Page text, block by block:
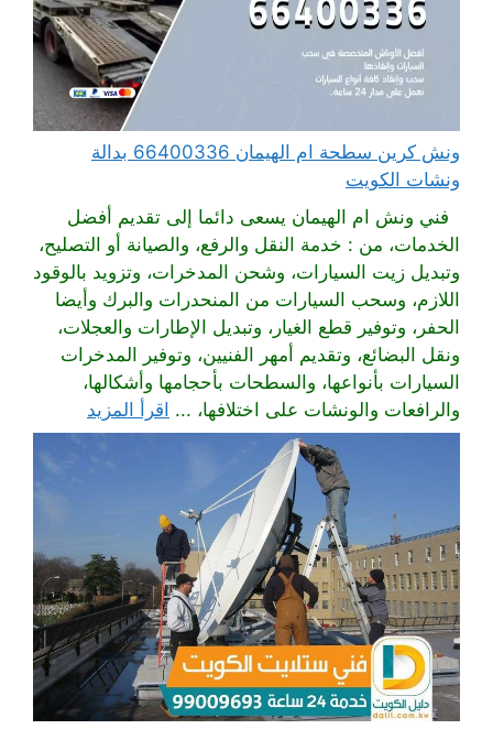
ونش كرين سطحة ام الهيمان 66400336 بدالة
ونشات الكويت
فني ونش ام الهيمان يسعى دائما إلى تقديم أفضل
الخدمات، من : خدمة النقل والرفع، والصيانة أو التصليح،
وتبديل زيت السيارات، وشحن المدخرات، وتزويد بالوقود
اللازم، وسحب السيارات من المنحدرات والبرك وأيضا
الحفر، وتوفير قطع الغيار، وتبديل الإطارات والعجلات،
ونقل البضائع، وتقديم أمهر الفنيين، وتوفير المدخرات
السيارات بأنواعها، والسطحات بأحجامها وأشكالها،
والرافعات والونشات على اختلافها، ... اقرأ المزيد